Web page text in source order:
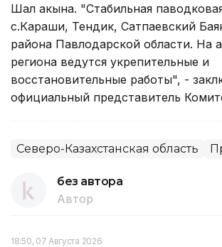
Шал акына. "Стабильная
с.Караши, Тендик, Сатпаевский
района Павлодарской области. На
региона ведутся укрепительные и
восстановительные работы", -
официальный представитель
Северо-Казахстанская область
без автора
Автор
18:50, 07 Августа 2026